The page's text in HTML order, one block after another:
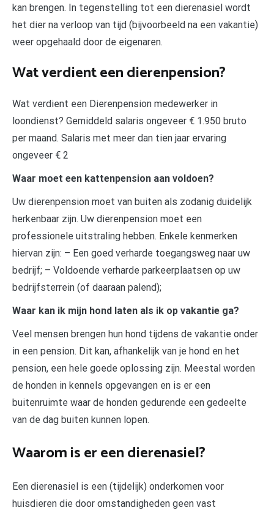
kan brengen. In tegenstelling tot een dierenasiel wordt
het dier na verloop van tijd (bijvoorbeeld na een vakantie)
weer opgehaald door de eigenaren.
Wat verdient een dierenpension?
Wat verdient een Dierenpension medewerker in
loondienst? Gemiddeld salaris ongeveer € 1.950 bruto
per maand. Salaris met meer dan tien jaar ervaring
ongeveer € 2
Waar moet een kattenpension aan voldoen?
Uw dierenpension moet van buiten als zodanig duidelijk
herkenbaar zijn. Uw dierenpension moet een
professionele uitstraling hebben. Enkele kenmerken
hiervan zijn: – Een goed verharde toegangsweg naar uw
bedrijf; – Voldoende verharde parkeerplaatsen op uw
bedrijfsterrein (of daaraan palend);
Waar kan ik mijn hond laten als ik op vakantie ga?
Veel mensen brengen hun hond tijdens de vakantie onder
in een pension. Dit kan, afhankelijk van je hond en het
pension, een hele goede oplossing zijn. Meestal worden
de honden in kennels opgevangen en is er een
buitenruimte waar de honden gedurende een gedeelte
van de dag buiten kunnen lopen.
Waarom is er een dierenasiel?
Een dierenasiel is een (tijdelijk) onderkomen voor
huisdieren die door omstandigheden geen vast